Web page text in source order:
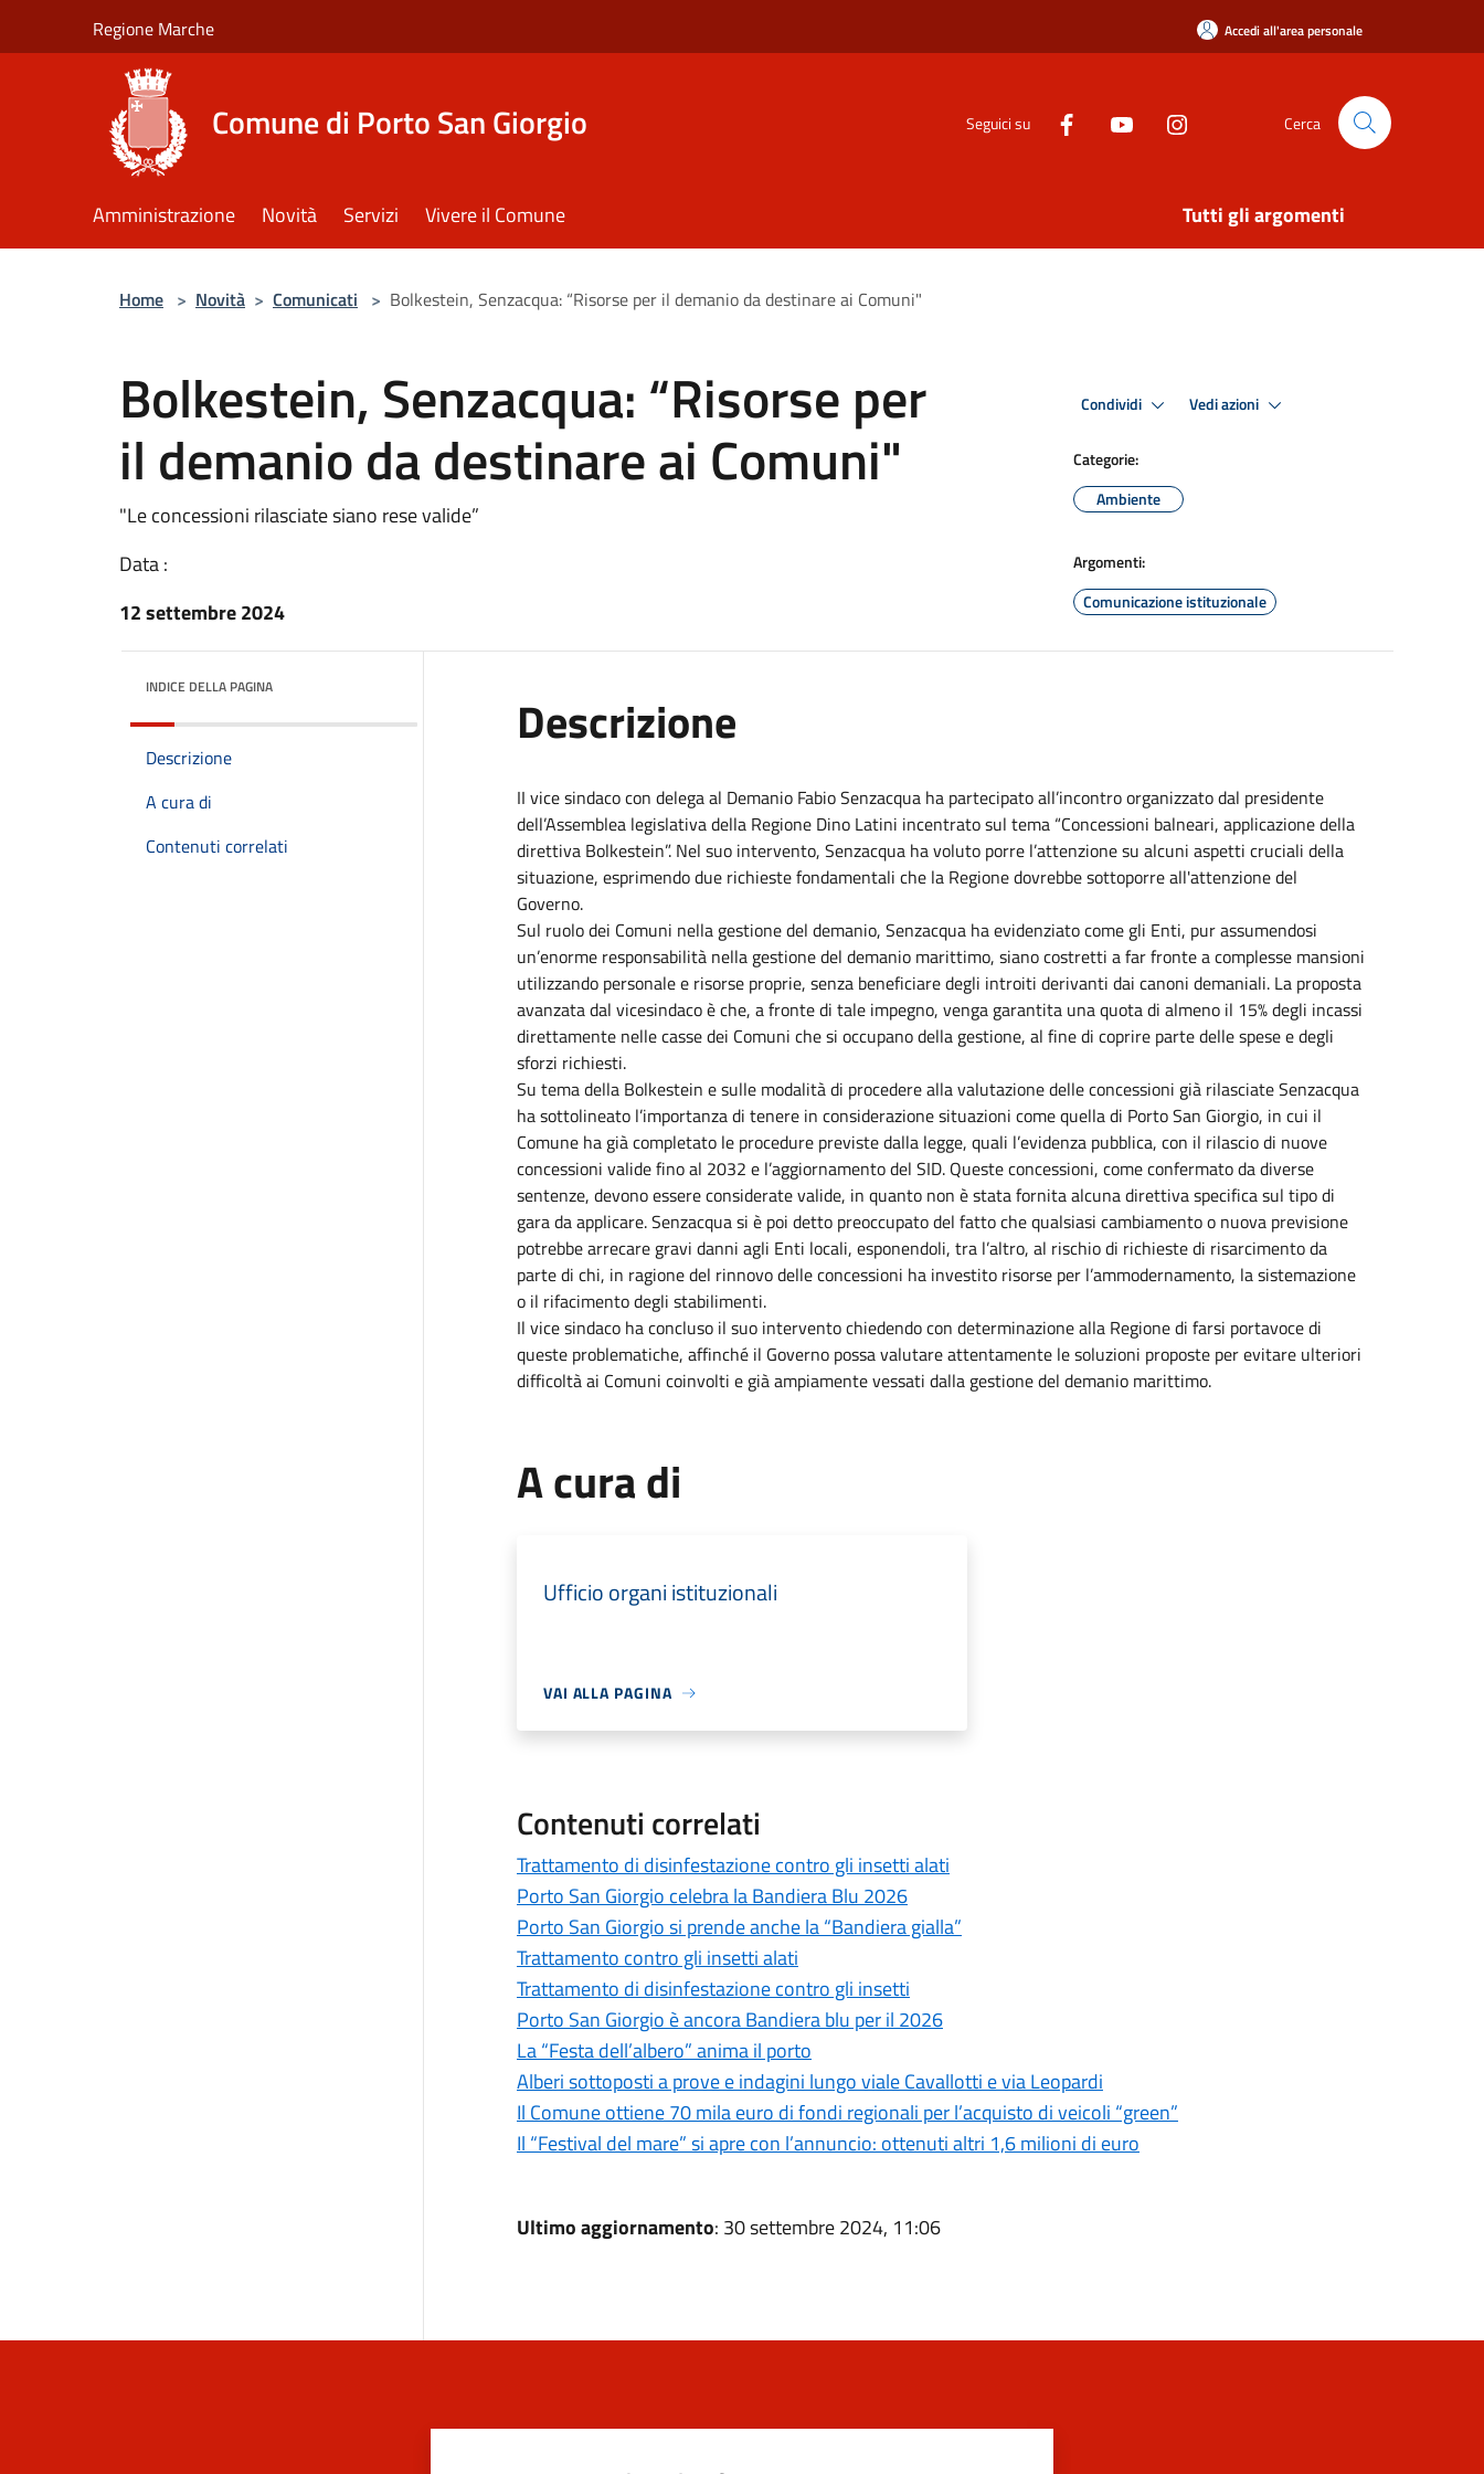
Regione Marche Accedi all'area personale
Comune di Porto San Giorgio Seguici su Cerca
Amministrazione Novità Servizi Vivere il Comune Tutti gli argomenti
Home > Novità > Comunicati > Bolkestein, Senzacqua: “Risorse per il demanio da destinare ai Comuni"
Bolkestein, Senzacqua: “Risorse per
il demanio da destinare ai Comuni"
"Le concessioni rilasciate siano rese valide”
Data :
12 settembre 2024
Condividi Vedi azioni
Categorie:
Ambiente
Argomenti:
Comunicazione istituzionale
INDICE DELLA PAGINA
Descrizione
A cura di
Contenuti correlati
Descrizione
II vice sindaco con delega al Demanio Fabio Senzacqua ha partecipato all’incontro organizzato dal presidente
dell’Assemblea legislativa della Regione Dino Latini incentrato sul tema “Concessioni balneari, applicazione della
direttiva Bolkestein”. Nel suo intervento, Senzacqua ha voluto porre l’attenzione su alcuni aspetti cruciali della
situazione, esprimendo due richieste fondamentali che la Regione dovrebbe sottoporre all'attenzione del
Governo.
Sul ruolo dei Comuni nella gestione del demanio, Senzacqua ha evidenziato come gli Enti, pur assumendosi
un’enorme responsabilità nella gestione del demanio marittimo, siano costretti a far fronte a complesse mansioni
utilizzando personale e risorse proprie, senza beneficiare degli introiti derivanti dai canoni demaniali. La proposta
avanzata dal vicesindaco è che, a fronte di tale impegno, venga garantita una quota di almeno il 15% degli incassi
direttamente nelle casse dei Comuni che si occupano della gestione, al fine di coprire parte delle spese e degli
sforzi richiesti.
Su tema della Bolkestein e sulle modalità di procedere alla valutazione delle concessioni già rilasciate Senzacqua
ha sottolineato l’importanza di tenere in considerazione situazioni come quella di Porto San Giorgio, in cui il
Comune ha già completato le procedure previste dalla legge, quali l’evidenza pubblica, con il rilascio di nuove
concessioni valide fino al 2032 e l’aggiornamento del SID. Queste concessioni, come confermato da diverse
sentenze, devono essere considerate valide, in quanto non è stata fornita alcuna direttiva specifica sul tipo di
gara da applicare. Senzacqua si è poi detto preoccupato del fatto che qualsiasi cambiamento o nuova previsione
potrebbe arrecare gravi danni agli Enti locali, esponendoli, tra l’altro, al rischio di richieste di risarcimento da
parte di chi, in ragione del rinnovo delle concessioni ha investito risorse per l’ammodernamento, la sistemazione
o il rifacimento degli stabilimenti.
Il vice sindaco ha concluso il suo intervento chiedendo con determinazione alla Regione di farsi portavoce di
queste problematiche, affinché il Governo possa valutare attentamente le soluzioni proposte per evitare ulteriori
difficoltà ai Comuni coinvolti e già ampiamente vessati dalla gestione del demanio marittimo.
A cura di
Ufficio organi istituzionali
VAI ALLA PAGINA
Contenuti correlati
Trattamento di disinfestazione contro gli insetti alati
Porto San Giorgio celebra la Bandiera Blu 2026
Porto San Giorgio si prende anche la “Bandiera gialla”
Trattamento contro gli insetti alati
Trattamento di disinfestazione contro gli insetti
Porto San Giorgio è ancora Bandiera blu per il 2026
La “Festa dell’albero” anima il porto
Alberi sottoposti a prove e indagini lungo viale Cavallotti e via Leopardi
Il Comune ottiene 70 mila euro di fondi regionali per l’acquisto di veicoli “green”
Il “Festival del mare” si apre con l’annuncio: ottenuti altri 1,6 milioni di euro
Ultimo aggiornamento: 30 settembre 2024, 11:06